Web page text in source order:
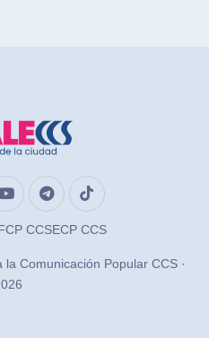
CCSECP CCS
Comunicación Popular CCS ·